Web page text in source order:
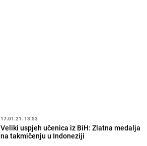
17.01.21. 13:53
Veliki uspjeh učenica iz BiH: Zlatna medalja
na takmičenju u Indoneziji